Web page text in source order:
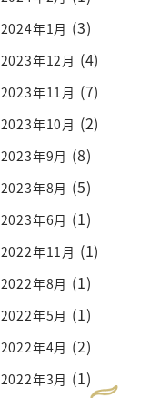
2024年1月 (3)
2023年12月 (4)
2023年11月 (7)
2023年10月 (2)
2023年9月 (8)
2023年8月 (5)
2023年6月 (1)
2022年11月 (1)
2022年8月 (1)
2022年5月 (1)
2022年4月 (2)
2022年3月 (1)